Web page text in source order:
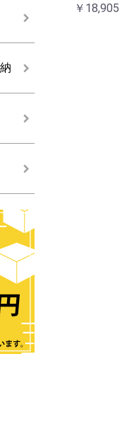
￥18,905